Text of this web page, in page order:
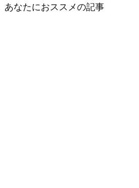
あなたにおススメの記事